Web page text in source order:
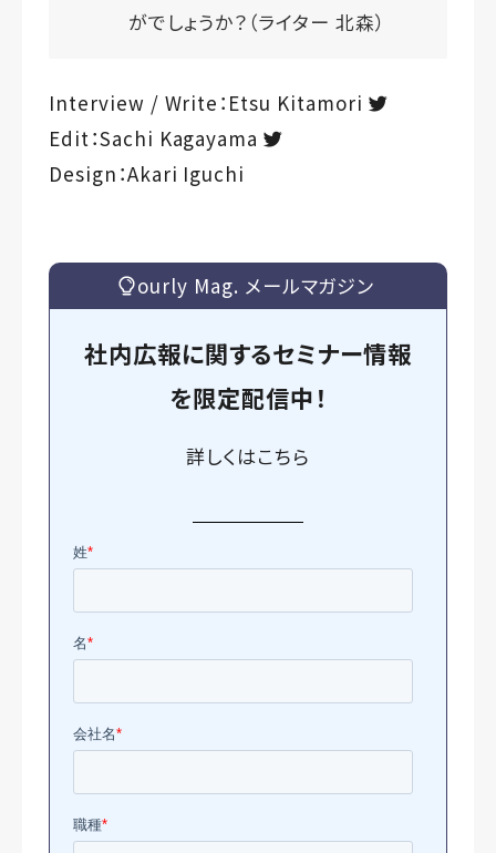
がでしょうか？（ライター 北森）
Interview / Write：Etsu Kitamori
Edit：Sachi Kagayama
Design：Akari Iguchi
ourly Mag. メールマガジン
社内広報に関するセミナー情報
を限定配信中！
詳しくはこちら